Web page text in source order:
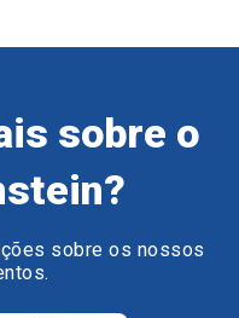
sobre o
sobre os nossos